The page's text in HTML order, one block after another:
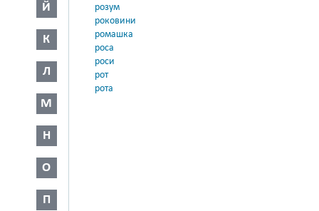
Й
К
Л
М
Н
О
П
розум
роковини
ромашка
роса
роси
рот
рота